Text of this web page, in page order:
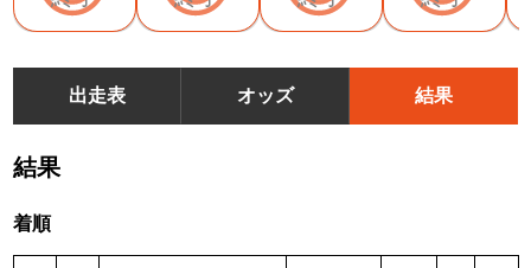
出走表 オッズ 結果
結果
着順